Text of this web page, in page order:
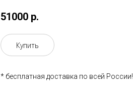
51000 р.
Купить
* бесплатная доставка по всей России!